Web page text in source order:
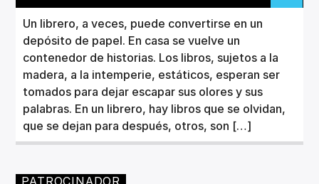
Un librero, a veces, puede convertirse en un
depósito de papel. En casa se vuelve un
contenedor de historias. Los libros, sujetos a la
madera, a la intemperie, estáticos, esperan ser
tomados para dejar escapar sus olores y sus
palabras. En un librero, hay libros que se olvidan,
que se dejan para después, otros, son […]
PATROCINADOR